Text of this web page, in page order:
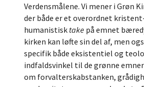
Verdensmålene. Vi mener i Grøn
der både er et overordnet
humanistisk take på emnet
kirken kan løfte sin del af, men
specifik både eksistentiel og
indfaldsvinkel til de grønne
om forvalterskabstanken,